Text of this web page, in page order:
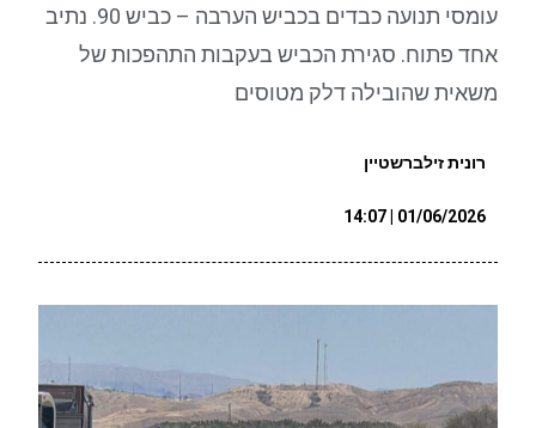
עומסי תנועה כבדים בכביש הערבה – כביש 90. נתיב
אחד פתוח. סגירת הכביש בעקבות התהפכות של
משאית שהובילה דלק מטוסים
רונית זילברשטיין
01/06/2026 | 14:07